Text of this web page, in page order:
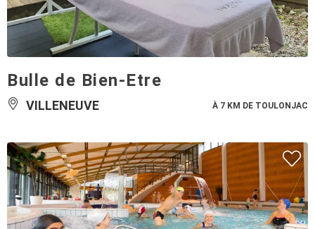
Bulle de Bien-Etre
VILLENEUVE À 7 KM DE TOULONJAC